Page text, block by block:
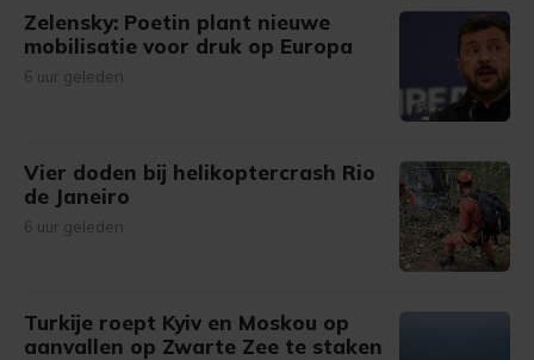
Zelensky: Poetin plant nieuwe
mobilisatie voor druk op Europa
6 uur geleden
Vier doden bij helikoptercrash Rio
de Janeiro
6 uur geleden
Turkije roept Kyiv en Moskou op
aanvallen op Zwarte Zee te staken